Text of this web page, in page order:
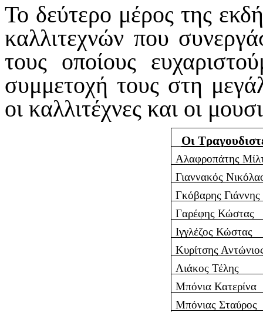
Το δεύτερο μέρος της
καλλιτεχνών που
τους οποίους
συμμετοχή τους στη
οι καλλιτέχνες και οι
Οι
Αλαφροπάτης
Γιαννακός
Γκόβαρης Γιάννης
Γαρέφης Κώστας
Ιγγλέζος Κώστας
Κυρίτσης
Λιάκος Τέλης
Μπόνια Κατερίνα
Μπόνιας Σταύρος